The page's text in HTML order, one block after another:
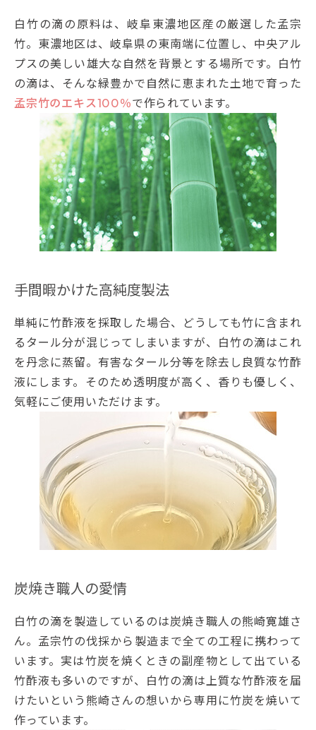
白竹の滴の原料は、岐阜東濃地区産の厳選した孟宗
竹。東濃地区は、岐阜県の東南端に位置し、中央アル
プスの美しい雄大な自然を背景とする場所です。白竹
の滴は、そんな緑豊かで自然に恵まれた土地で育った
孟宗竹のエキス100％で作られています。
手間暇かけた高純度製法
単純に竹酢液を採取した場合、どうしても竹に含まれ
るタール分が混じってしまいますが、白竹の滴はこれ
を丹念に蒸留。有害なタール分等を除去し良質な竹酢
液にします。そのため透明度が高く、香りも優しく、
気軽にご使用いただけます。
炭焼き職人の愛情
白竹の滴を製造しているのは炭焼き職人の熊崎寛雄さ
ん。孟宗竹の伐採から製造まで全ての工程に携わって
います。実は竹炭を焼くときの副産物として出ている
竹酢液も多いのですが、白竹の滴は上質な竹酢液を届
けたいという熊崎さんの想いから専用に竹炭を焼いて
作っています。